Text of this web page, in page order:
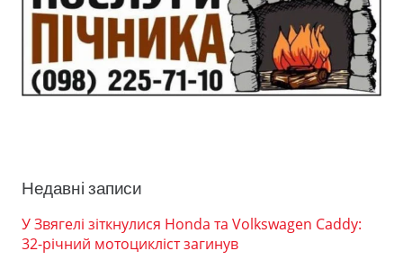
Недавні записи
У Звягелі зіткнулися Honda та Volkswagen Caddy:
32-річний мотоцикліст загинув